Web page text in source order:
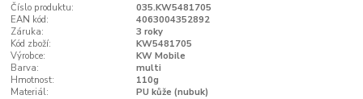
Číslo produktu:
035.KW5481705
EAN kód:
4063004352892
Záruka:
3 roky
Kód zboží:
KW5481705
Výrobce:
KW Mobile
Barva:
multi
Hmotnost:
110g
Materiál:
PU kůže (nubuk)